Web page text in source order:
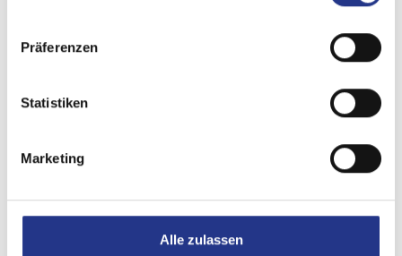
Präferenzen
Statistiken
Marketing
Alle zulassen